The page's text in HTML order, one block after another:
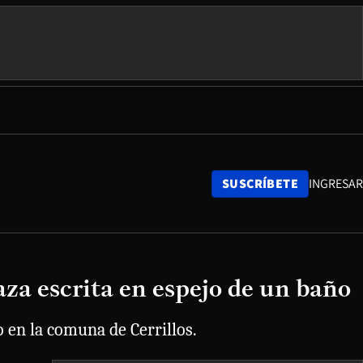
SUSCRÍBETE INGRESAR
escrita en espejo de un baño
en la comuna de Cerrillos.